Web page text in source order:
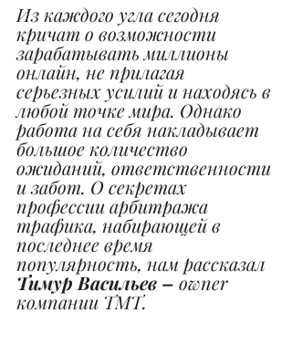
Из каждого угла сегодня
кричат о возможности
зарабатывать миллионы
онлайн, не прилагая
серьезных усилий и находясь в
любой точке мира. Однако
работа на себя накладывает
большое количество
ожиданий, ответственности
и забот. О секретах
профессии арбитража
трафика, набирающей в
последнее время
популярность, нам рассказал
Тимур Васильев – owner
компании TMT.